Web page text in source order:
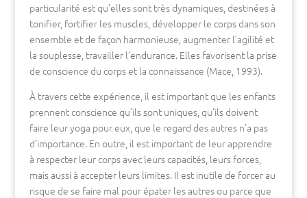
particularité est qu’elles sont très dynamiques, destinées à
tonifier, fortifier les muscles, développer le corps dans son
ensemble et de façon harmonieuse, augmenter l’agilité et
la souplesse, travailler l’endurance. Elles favorisent la prise
de conscience du corps et la connaissance (Mace, 1993).
À travers cette expérience, il est important que les enfants
prennent conscience qu’ils sont uniques, qu’ils doivent
faire leur yoga pour eux, que le regard des autres n’a pas
d’importance. En outre, il est important de leur apprendre
à respecter leur corps avec leurs capacités, leurs forces,
mais aussi à accepter leurs limites. Il est inutile de forcer au
risque de se faire mal pour épater les autres ou parce que